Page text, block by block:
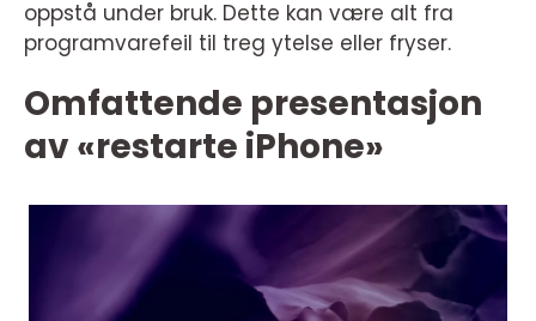
oppstå under bruk. Dette kan være alt fra
programvarefeil til treg ytelse eller fryser.
Omfattende presentasjon
av «restarte iPhone»